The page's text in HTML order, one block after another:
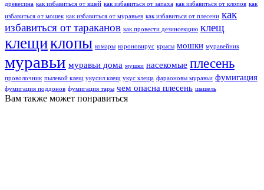
древесина как избавиться от вшей как избавиться от запаха как избавиться от клопов как
избавиться от мошек как избавиться от муравьев как избавиться от плесени как
избавиться от тараканов как провести дезинсекцию клещ
клещиклопы комары короновирус крысы мошки муравейник
муравьи муравьи дома мушки насекомые плесень
проволочник пылевой клещ укусил клещ укус клеща фараоновы муравьи фумигация
фумигация поддонов фумигация тары чем опасна плесень шашель
Вам также может понравиться